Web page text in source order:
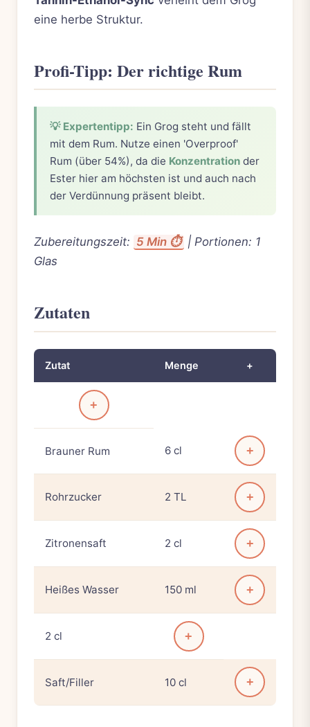
eine herbe Struktur.
Profi-Tipp: Der richtige Rum
💡 Expertentipp: Ein Grog steht und fällt
mit dem Rum. Nutze einen 'Overproof'
Rum (über 54%), da die Konzentration der
Ester hier am höchsten ist und auch nach
der Verdünnung präsent bleibt.
Zubereitungszeit: 5 Min ⏱️ | Portionen: 1
Glas
Zutaten
Zutat Menge +
+
Brauner Rum 6 cl +
Rohrzucker 2 TL +
Zitronensaft 2 cl +
Heißes Wasser 150 ml +
2 cl +
Saft/Filler 10 cl +